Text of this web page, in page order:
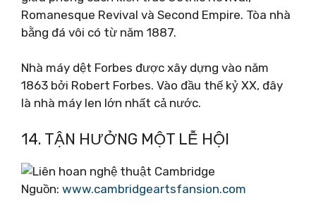
Romanesque Revival và Second Empire. Tòa nhà
bằng đá vôi có từ năm 1887.
Nhà máy dệt Forbes được xây dựng vào năm
1863 bởi Robert Forbes. Vào đầu thế kỷ XX, đây
là nhà máy len lớn nhất cả nước.
14. TẬN HƯỞNG MỘT LỄ HỘI
Nguồn: www.cambridgeartsfansion.com